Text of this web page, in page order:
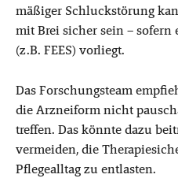
mäßiger Schluckstörung
mit Brei sicher sein – sofern
(z.B. FEES) vorliegt.
Das Forschungsteam
die Arzneiform nicht
treffen. Das könnte dazu
vermeiden, die
Pflegealltag zu entlasten.